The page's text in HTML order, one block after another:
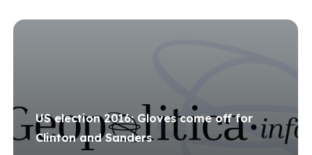
US election 2016: Gloves come off for
Clinton and Sanders